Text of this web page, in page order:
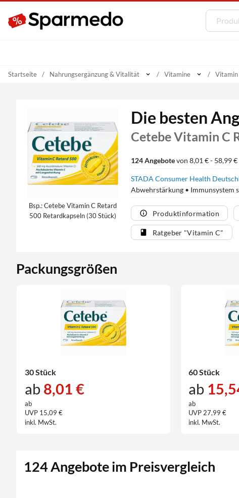
Startseite Nahrungsergänzung & Vitalität Vitamine Vitamin
Bsp.: Cetebe Vitamin C Retard
500 Retardkapseln (30 Stück)
Die besten
Cetebe Vitamin C
124 Angebotevon 8,01 € - 58,99 €
STADA Consumer Health
Abwehrstärkung • Immunsystem
Produktinformation
Ratgeber "Vitamin C"
Packungsgrößen
30 Stück
ab 8,01 €
ab
UVP 15,09 €
inkl. MwSt.
60 Stück
ab
ab
UVP 27,99 €
inkl. MwSt.
124 Angebote im Preisvergleich